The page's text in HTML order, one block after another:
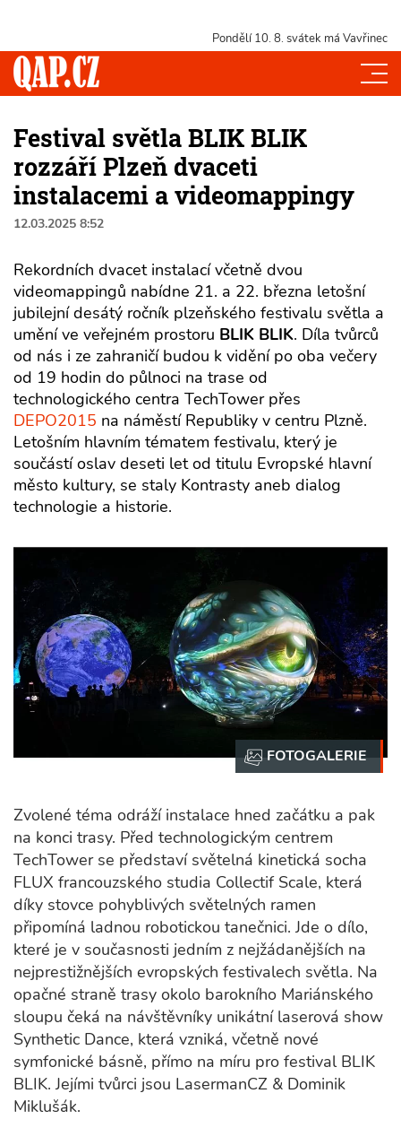
Pondělí 10. 8. svátek má Vavřinec
Festival světla BLIK BLIK
rozzáří Plzeň dvaceti
instalacemi a videomappingy
12.03.2025 8:52
Rekordních dvacet instalací včetně dvou
videomappingů nabídne 21. a 22. března letošní
jubilejní desátý ročník plzeňského festivalu světla a
umění ve veřejném prostoru BLIK BLIK. Díla tvůrců
od nás i ze zahraničí budou k vidění po oba večery
od 19 hodin do půlnoci na trase od
technologického centra TechTower přes
DEPO2015 na náměstí Republiky v centru Plzně.
Letošním hlavním tématem festivalu, který je
součástí oslav deseti let od titulu Evropské hlavní
město kultury, se staly Kontrasty aneb dialog
technologie a historie.
Zvolené téma odráží instalace hned začátku a pak
na konci trasy. Před technologickým centrem
TechTower se představí světelná kinetická socha
FLUX francouzského studia Collectif Scale, která
díky stovce pohyblivých světelných ramen
připomíná ladnou robotickou tanečnici. Jde o dílo,
které je v současnosti jedním z nejžádanějších na
nejprestižnějších evropských festivalech světla. Na
opačné straně trasy okolo barokního Mariánského
sloupu čeká na návštěvníky unikátní laserová show
Synthetic Dance, která vzniká, včetně nové
symfonické básně, přímo na míru pro festival BLIK
BLIK. Jejími tvůrci jsou LasermanCZ & Dominik
Miklušák.